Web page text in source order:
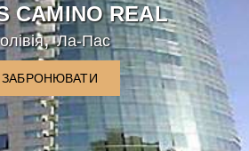
CAMINO REAL
,Ла-Пас
ЗАБРОНЮВАТИ